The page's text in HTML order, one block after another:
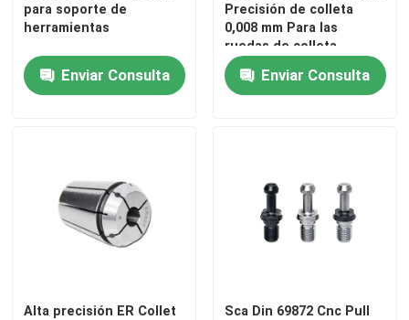
para soporte de
herramientas
Enviar Consulta
Precisión de colleta
0,008 mm Para las
ruedas de colleta
Enviar Consulta
Alta precisión ER Collet
Sca Din 69872 Cnc Pull